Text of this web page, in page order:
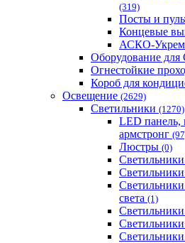
(319)
Посты и
Концевые
АСКО-Укрем
Оборудование
Огнестойкие
Короб для
Освещение (2629)
Светильники (1270)
LED панель,
армстронг
Люстры (0)
света (1)